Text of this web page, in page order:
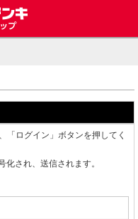
「ログイン」ボタンを押してく
され、送信されます。